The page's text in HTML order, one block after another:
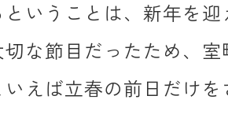
いうことは、新年を
切な節目だったため、
いえば立春の前日だけ